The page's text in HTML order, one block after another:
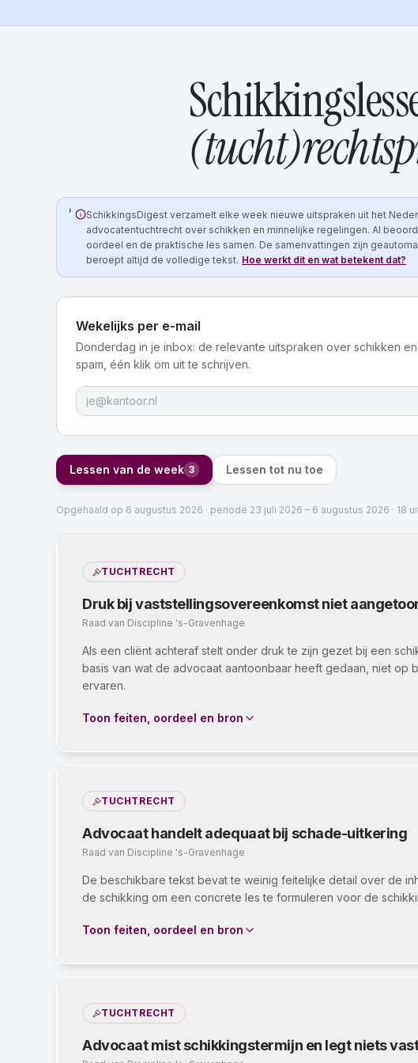
SchikkingsDigest verzamelt elke week nieuwe uitspraken uit het
advocatentuchtrecht over schikken en minnelijke regelingen. AI
oordeel en de praktische les samen. De samenvattingen zijn
beroept altijd de volledige tekst. Hoe werkt dit en wat betekent dat?
Wekelijks per e-mail
Donderdag in je inbox: de relevante uitspraken over schikken
spam, één klik om uit te schrijven.
Lessen van de week 3 Lessen tot nu toe
Opgehaald op 6 augustus 2026 · periode 23 juli 2026 – 6 augustus 2026 · 18
TUCHTRECHT
Druk bij vaststellingsovereenkomst niet
Raad van Discipline 's-Gravenhage
Als een cliënt achteraf stelt onder druk te zijn gezet bij een
basis van wat de advocaat aantoonbaar heeft gedaan, niet op
ervaren.
Toon feiten, oordeel en bron
TUCHTRECHT
Advocaat handelt adequaat bij schade-uitkering
Raad van Discipline 's-Gravenhage
De beschikbare tekst bevat te weinig feitelijke detail over de
de schikking om een concrete les te formuleren voor de
Toon feiten, oordeel en bron
TUCHTRECHT
Advocaat mist schikkingstermijn en legt niets